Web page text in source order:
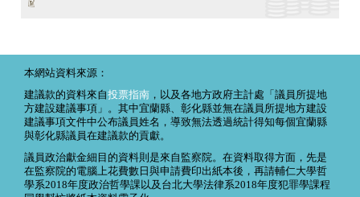
本網站資料來源：
建議款的資料來自投票指南 ，以及各地方政府主計處「議員所提地
方建設建議事項」。其中宜蘭縣、彰化縣並無在議員所提地方建設
建議事項文件中公布議員姓名，導致無法透過統計得知每個宜蘭縣
與彰化縣議員在建議款的貢獻。
議員政治獻金細目的資料則是來自監察院。在資料取得方面，先是
在監察院的電腦上花費數日與申請費印出紙本後，再請輔仁大學哲
學系2018年度政治哲學課以及台北大學法律系2018年度犯罪學課程